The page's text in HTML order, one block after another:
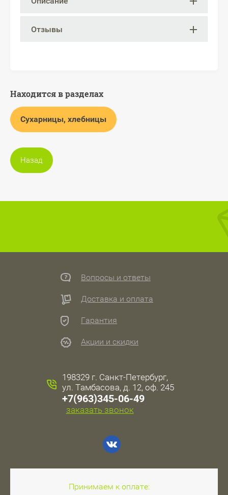
Отзывы
Находится в разделах
Сухарницы, хлебницы
Назад
Вопросы и ответы
Доставка и оплата
Гарантия
Акции и скидки
198329 г. Санкт-Петербург,
ул. Тамбасова, д. 12, оф. 245
+7(963)345-06-49
заказать звонок
Принимаем к оплате: